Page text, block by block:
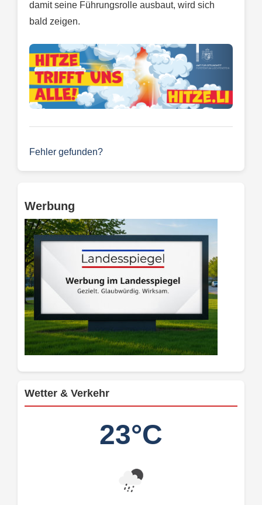
damit seine Führungsrolle ausbaut, wird sich
bald zeigen.
Fehler gefunden?
Werbung
Wetter & Verkehr
23°C